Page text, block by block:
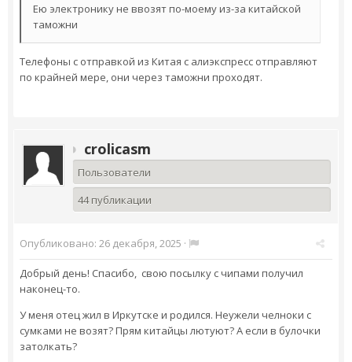
Ею электронику не ввозят по-моему из-за китайской
таможни
Телефоны с отправкой из Китая с алиэкспресс отправляют
по крайней мере, они через таможни проходят.
crolicasm
Пользователи
44 публикации
Опубликовано: 26 декабря, 2025 ·
Добрый день! Спасибо, свою посылку с чипами получил
наконец-то.
У меня отец жил в Иркутске и родился. Неужели челноки с
сумками не возят? Прям китайцы лютуют? А если в булочки
затолкать?